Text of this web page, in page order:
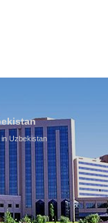
Culture